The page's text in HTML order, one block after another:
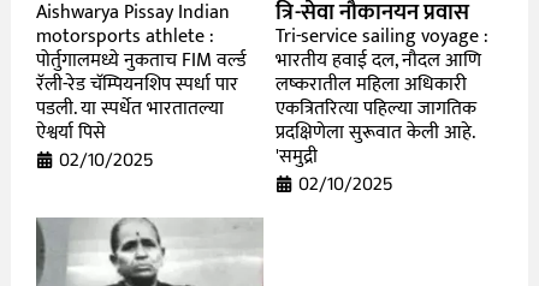
Aishwarya Pissay Indian
motorsports athlete :
पोर्तुगालमध्ये नुकताच FIM वर्ल्ड
रॅली-रेड चॅम्पियनशिप स्पर्धा पार
पडली. या स्पर्धेत भारतातल्या
ऐश्वर्या पिसे
02/10/2025
त्रि-सेवा नौकानयन प्रवास
Tri-service sailing voyage :
भारतीय हवाई दल, नौदल आणि
लष्करातील महिला अधिकारी
एकत्रितरित्या पहिल्या जागतिक
प्रदक्षिणेला सुरूवात केली आहे.
'समुद्री
02/10/2025